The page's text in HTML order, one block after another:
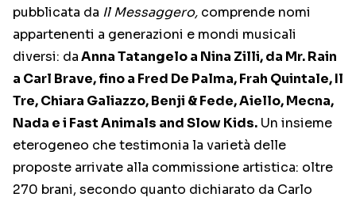
pubblicata da Il Messaggero, comprende nomi
appartenenti a generazioni e mondi musicali
diversi: daAnna Tatangelo a Nina Zilli, da Mr. Rain
a Carl Brave, fino a Fred De Palma, Frah Quintale, Il
Tre, Chiara Galiazzo, Benji & Fede, Aiello, Mecna,
Nada e i Fast Animals and Slow Kids. Un insieme
eterogeneo che testimonia la varietà delle
proposte arrivate alla commissione artistica: oltre
270 brani, secondo quanto dichiarato da Carlo